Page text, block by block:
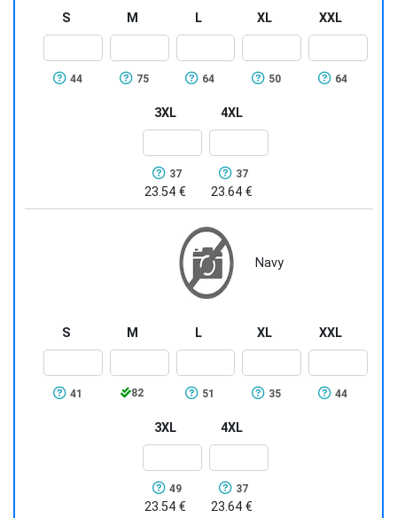
S
44
M
75
L
64
XL
50
XXL
64
3XL
37
23.54 €
4XL
37
23.64 €
Navy
S
41
M
82
L
51
XL
35
XXL
44
3XL
49
23.54 €
4XL
37
23.64 €